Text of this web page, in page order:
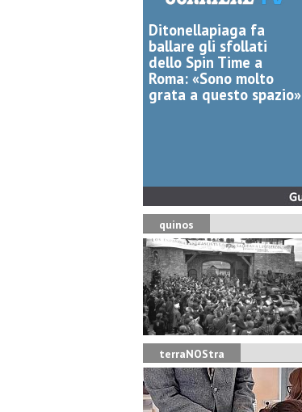
Ditonellapiaga fa
ballare gli sfollati
dello Spin Time a
Roma: «Sono molto
grata a questo spazio»
quinos
terraNOStra